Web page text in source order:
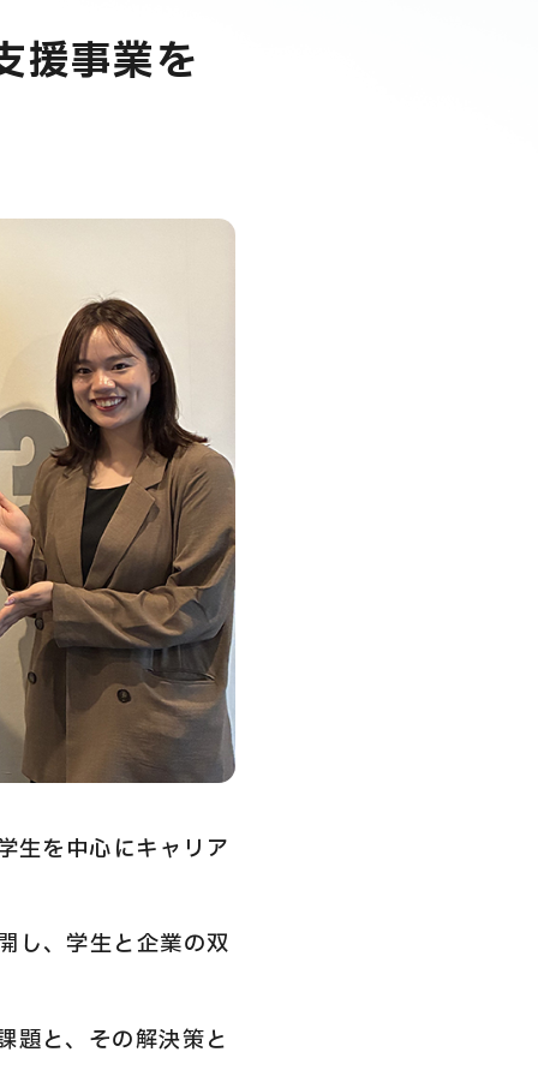
援事業を
生を中心にキャリア
し、学生と企業の双
題と、その解決策と